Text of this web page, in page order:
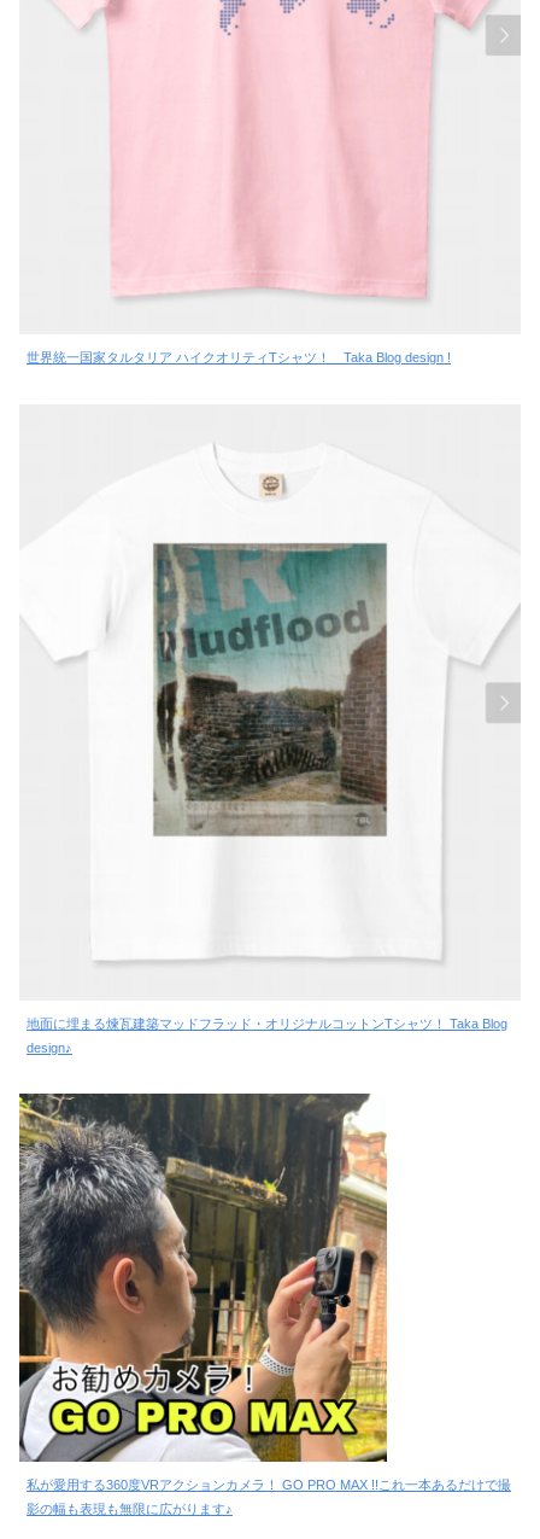
世界統一国家タルタリア ハイクオリティTシャツ！ Taka Blog design !
地面に埋まる煉瓦建築マッドフラッド・オリジナルコットンTシャツ！ Taka Blog
design♪
私が愛用する360度VRアクションカメラ！ GO PRO MAX !!これ一本あるだけで撮
影の幅も表現も無限に広がります♪